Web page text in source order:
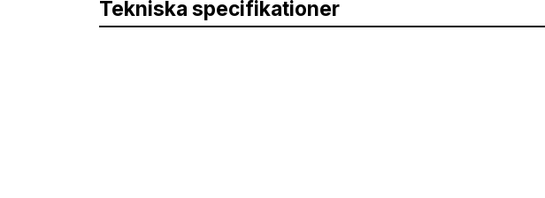
Tekniska specifikationer